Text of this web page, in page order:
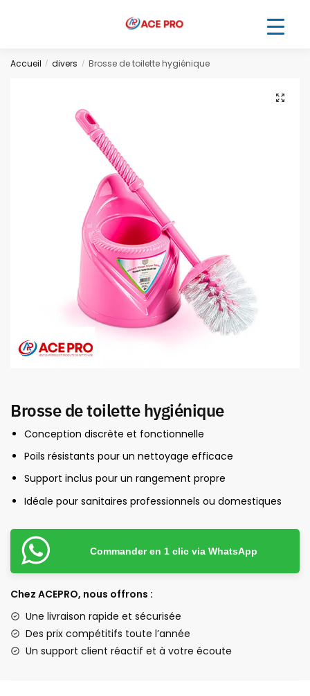
Accueil / divers / Brosse de toilette hygiénique
Brosse de toilette hygiénique
Conception discrète et fonctionnelle
Poils résistants pour un nettoyage efficace
Support inclus pour un rangement propre
Idéale pour sanitaires professionnels ou domestiques
Commander en 1 clic via WhatsApp
Chez ACEPRO, nous offrons :
Une livraison rapide et sécurisée
Des prix compétitifs toute l’année
Un support client réactif et à votre écoute